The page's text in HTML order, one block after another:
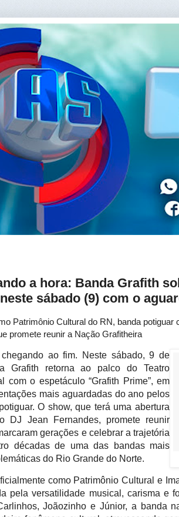
a hora: Banda Grafith
sábado (9) com o
Patrimônio Cultural do RN, banda
promete reunir a Nação Grafitheira
ao fim. Neste sábado, 9 de
Grafith retorna ao palco do Teatro
com o espetáculo “Grafith Prime”, em
mais aguardadas do ano pelos
O show, que terá uma abertura
DJ Jean Fernandes, promete reunir
gerações e celebrar a trajetória
décadas de uma das bandas mais
do Rio Grande do Norte.
como Patrimônio Cultural e
pela versatilidade musical, carisma e
Joãozinho e Júnior, a banda